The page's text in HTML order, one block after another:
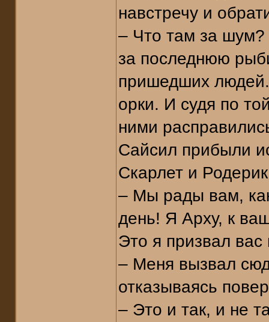
навстречу и
– Что там за шум?
за последнюю
пришедших
орки. И судя по
ними
Сайсил прибыли
Скарлет и
– Мы рады вам,
день! Я Арху, к
Это я призвал вас
– Меня вызвал
отказываясь
– Это и так, и не